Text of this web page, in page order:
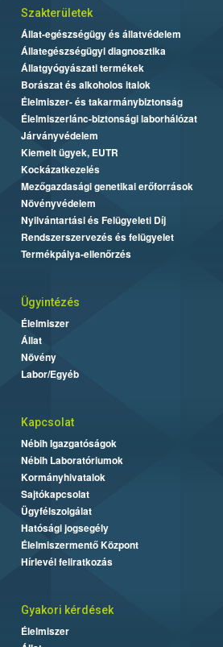
Szakterületek
Állat-egészségügy és állatvédelem
Állategészségügyi diagnosztika
Állatgyógyászati termékek
Borászat és alkoholos italok
Élelmiszer- és takarmánybiztonság
Élelmiszerlánc-biztonsági laborhálózat
Járványvédelem
Kiemelt ügyek, EUTR
Kockázatkezelés
Mezőgazdasági genetikai erőforrások
Növényvédelem
Nyilvántartási és Felügyeleti Díj
Rendszerszervezés és felügyelet
Termékpálya-ellenőrzés
Ügyintézés
Élelmiszer
Állat
Növény
Labor/Egyéb
Kapcsolat
Nébih Igazgatóságok
Nébih Laboratóriumok
Kormányhivatalok
Sajtókapcsolat
Ügyfélszolgálat
Hatósági jogsegély
Élelmiszermentő Központ
Hírlevél feliratkozás
Gyakori kérdések
Élelmiszer